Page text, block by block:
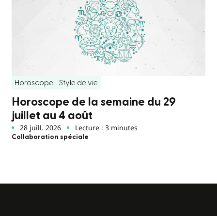
Horoscope Style de vie
Horoscope de la semaine du 29
juillet au 4 août
28 juill. 2026 Lecture : 3 minutes
Collaboration spéciale